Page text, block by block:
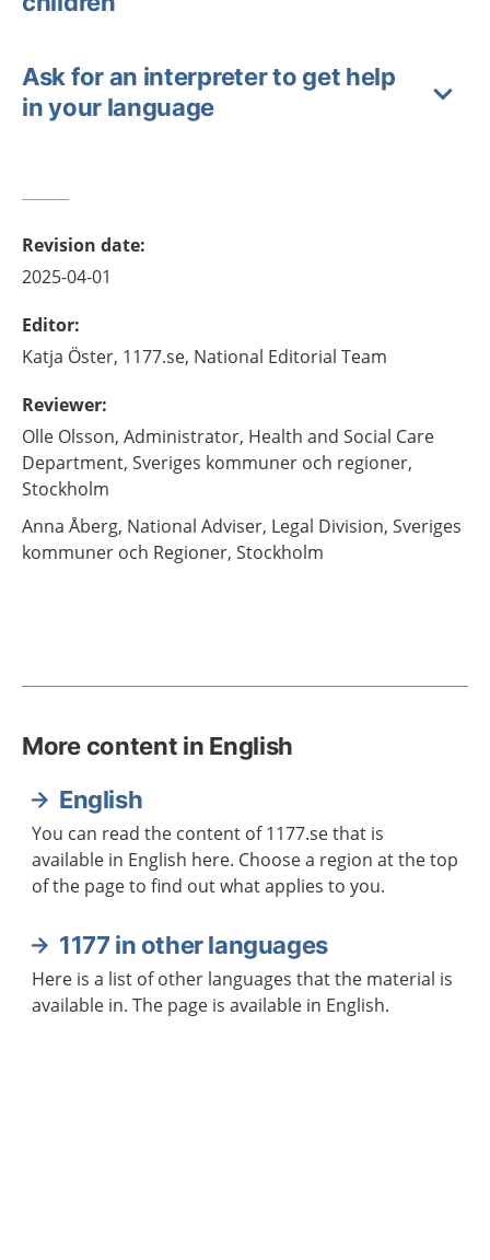
Ask for an interpreter to get help
in your language
Revision date:
2025-04-01
Editor:
Katja Öster, 1177.se, National Editorial Team
Reviewer:
Olle Olsson, Administrator, Health and Social Care
Department, Sveriges kommuner och regioner,
Stockholm
Anna Åberg, National Adviser, Legal Division, Sveriges
kommuner och Regioner, Stockholm
More content in English
English
You can read the content of 1177.se that is
available in English here. Choose a region at the top
of the page to find out what applies to you.
1177 in other languages
Here is a list of other languages that the material is
available in. The page is available in English.